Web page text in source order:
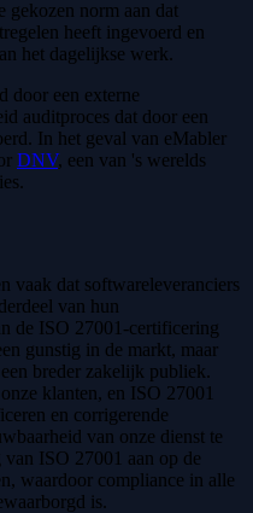
gekozen norm aan dat
heeft ingevoerd en
het dagelijkse werk.
door een externe
auditproces dat door een
In het geval van eMabler
DNV, een van 's werelds
vaak dat softwareleveranciers
van hun
de ISO 27001-certificering
gunstig in de markt, maar
breder zakelijk publiek.
klanten, en ISO 27001
en corrigerende
van onze dienst te
ISO 27001 aan op de
waardoor compliance in alle
is.